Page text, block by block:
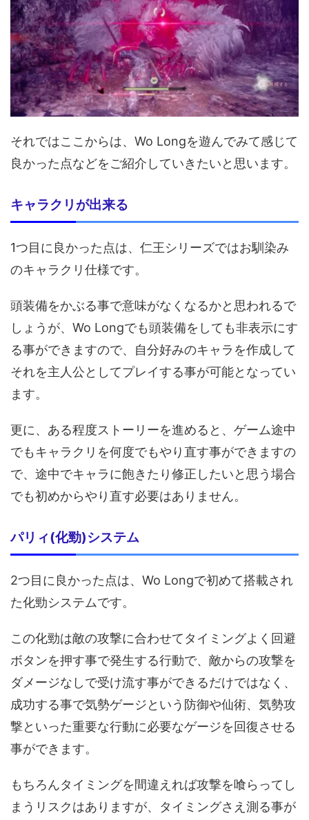
それではここからは、Wo Longを遊んでみて感じて
良かった点などをご紹介していきたいと思います。
キャラクリが出来る
1つ目に良かった点は、仁王シリーズではお馴染み
のキャラクリ仕様です。
頭装備をかぶる事で意味がなくなるかと思われるで
しょうが、Wo Longでも頭装備をしても非表示にす
る事ができますので、自分好みのキャラを作成して
それを主人公としてプレイする事が可能となってい
ます。
更に、ある程度ストーリーを進めると、ゲーム途中
でもキャラクリを何度でもやり直す事ができますの
で、途中でキャラに飽きたり修正したいと思う場合
でも初めからやり直す必要はありません。
パリィ(化勁)システム
2つ目に良かった点は、Wo Longで初めて搭載され
た化勁システムです。
この化勁は敵の攻撃に合わせてタイミングよく回避
ボタンを押す事で発生する行動で、敵からの攻撃を
ダメージなしで受け流す事ができるだけではなく、
成功する事で気勢ゲージという防御や仙術、気勢攻
撃といった重要な行動に必要なゲージを回復させる
事ができます。
もちろんタイミングを間違えれば攻撃を喰らってし
まうリスクはありますが、タイミングさえ測る事が